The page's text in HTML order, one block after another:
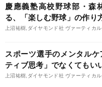
慶應義塾高校野球部・森
る、「楽しむ野球」の作り
上沼祐樹,ダイヤモンド社 ヴァーティカ
スポーツ選手のメンタル
ティブ思考」でなくてもい
上沼祐樹,ダイヤモンド社 ヴァーティカ